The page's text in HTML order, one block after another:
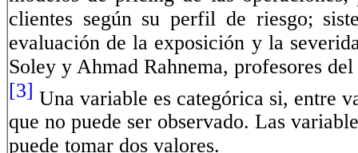
clientes según su perfil de riesgo;
evaluación de la exposición y la
Soley y Ahmad Rahnema, profesores
[3] Una variable es categórica si, entre
que no puede ser observado. Las
puede tomar dos valores.